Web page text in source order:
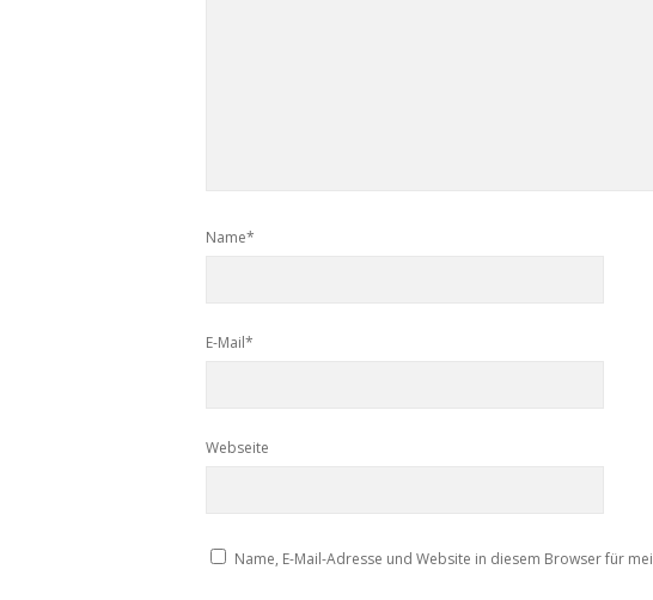
Name*
E-Mail*
Webseite
Name, E-Mail-Adresse und Website in diesem Browser für